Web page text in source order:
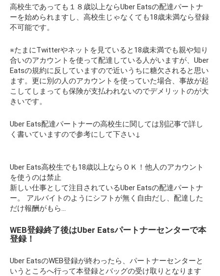
高校生であっても１８歳以上ならUber Eatsの配達パートナ
ーを始められますし、高校生じゃなくても18歳未満なら登録
不可能です。
※たまにTwitterやネットを見ていると18歳未満でも親や知り
合いのアカウントを使って配達している人がいますが、Uber
Eatsの規約に反していますので近いうちに糖欠されると思い
ます。更に別の人のアカウントを使っていた場合、事故が起
こしてしまっても保険が支払われないのでデメリットのが大
きいです。
Uber Eats配達パートナーの高校生に関しては別記事で詳し
く書いていますので参考にして下さい↓
Uber Eats高校生でも18歳以上ならＯＫ！他人のアカウント
を使うのは禁止
新しい仕事として注目されているUber Eatsの配達パートナ
ー。 アルバイトのようにシフトが無く自由だし、配達した
だけ報酬がもら…
WEB登録終了後はUber Eatsパートナーセンターで本
登録！
Uber EatsのWEB登録が終わったら、パートナーセンターと
いうところへ行って本登録とバッグの受け取りとなります